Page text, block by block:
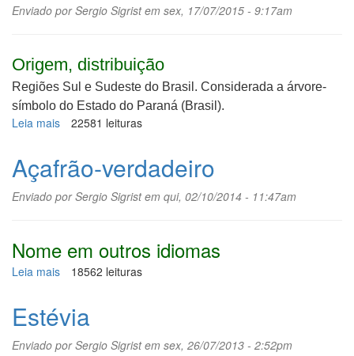
Enviado porSergio Sigristem sex, 17/07/2015 - 9:17am
Origem, distribuição
Regiões Sul e Sudeste do Brasil. Considerada a árvore-
símbolo do Estado do Paraná (Brasil).
Leia mais sobre
22581 leituras
Açafrão-verdadeiro
Enviado porSergio Sigristem qui, 02/10/2014 - 11:47am
Nome em outros idiomas
Leia mais sobre
18562 leituras
Estévia
Enviado porSergio Sigristem sex, 26/07/2013 - 2:52pm